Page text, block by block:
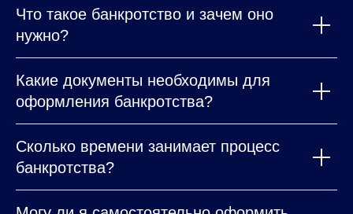
Что такое банкротство и зачем оно
нужно?
Какие документы необходимы для
оформления банкротства?
Сколько времени занимает процесс
банкротства?